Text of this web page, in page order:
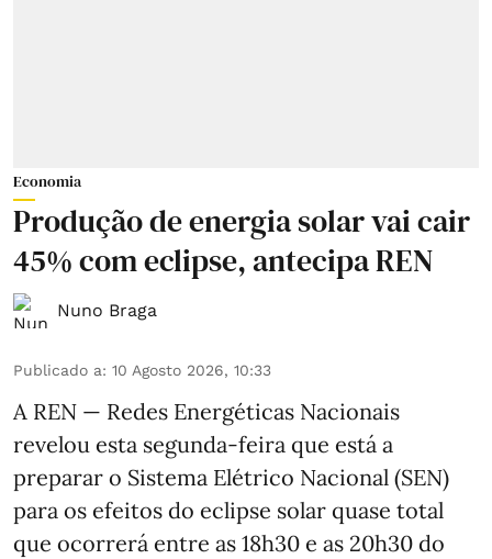
Economia
Produção de energia solar vai cair
45% com eclipse, antecipa REN
Nuno Braga
Publicado a: 10 Agosto 2026, 10:33
A REN — Redes Energéticas Nacionais
revelou esta segunda-feira que está a
preparar o Sistema Elétrico Nacional (SEN)
para os efeitos do eclipse solar quase total
que ocorrerá entre as 18h30 e as 20h30 do